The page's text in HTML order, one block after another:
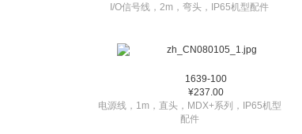
I/O信号线，2m，弯头，IP65机型配件
1639-100
¥237.00
电源线，1m，直头，MDX+系列，IP65机型
配件